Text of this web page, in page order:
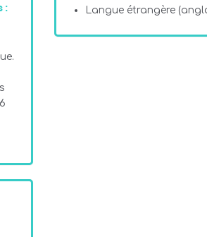
: Langue étrangère